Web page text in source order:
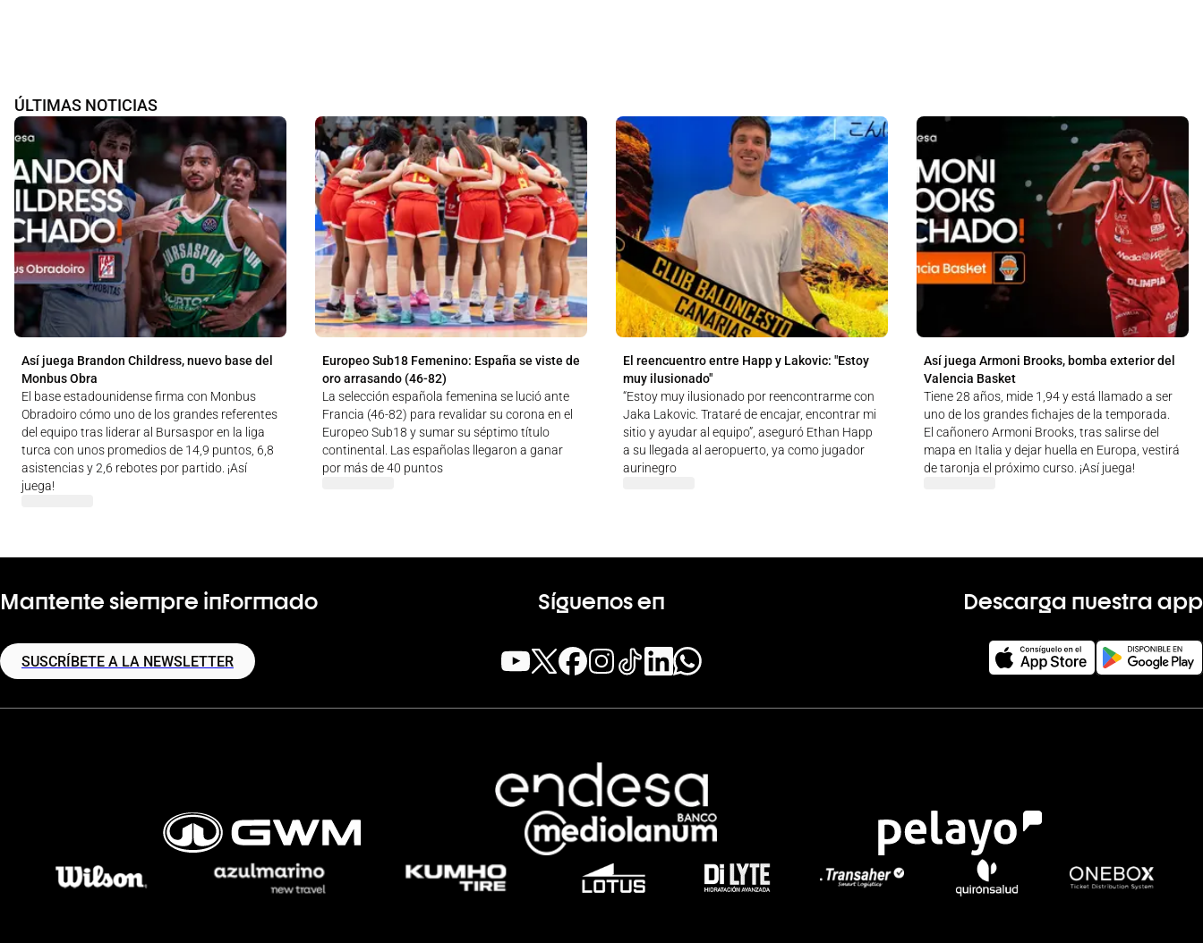
ÚLTIMAS NOTICIAS
Así juega Brandon Childress, nuevo base del
Monbus Obra
El base estadounidense firma con Monbus
Obradoiro cómo uno de los grandes referentes
del equipo tras liderar al Bursaspor en la liga
turca con unos promedios de 14,9 puntos, 6,8
asistencias y 2,6 rebotes por partido. ¡Así
juega!
Europeo Sub18 Femenino: España se viste de
oro arrasando (46-82)
La selección española femenina se lució ante
Francia (46-82) para revalidar su corona en el
Europeo Sub18 y sumar su séptimo título
continental. Las españolas llegaron a ganar
por más de 40 puntos
El reencuentro entre Happ y Lakovic: "Estoy
muy ilusionado"
“Estoy muy ilusionado por reencontrarme con
Jaka Lakovic. Trataré de encajar, encontrar mi
sitio y ayudar al equipo”, aseguró Ethan Happ
a su llegada al aeropuerto, ya como jugador
aurinegro
Así juega Armoni Brooks, bomba exterior del
Valencia Basket
Tiene 28 años, mide 1,94 y está llamado a ser
uno de los grandes fichajes de la temporada.
El cañonero Armoni Brooks, tras salirse del
mapa en Italia y dejar huella en Europa, vestirá
de taronja el próximo curso. ¡Así juega!
Mantente siempre informado
SUSCRÍBETE A LA NEWSLETTER
Síguenos en Descarga nuestra app